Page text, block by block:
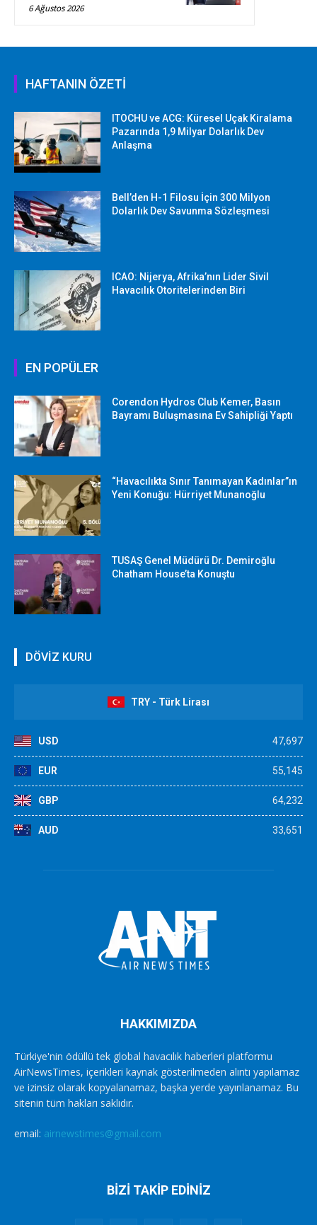
6 Ağustos 2026
HAFTANIN ÖZETİ
ITOCHU ve ACG: Küresel Uçak Kiralama
Pazarında 1,9 Milyar Dolarlık Dev
Anlaşma
Bell’den H-1 Filosu İçin 300 Milyon
Dolarlık Dev Savunma Sözleşmesi
ICAO: Nijerya, Afrika’nın Lider Sivil
Havacılık Otoritelerinden Biri
EN POPÜLER
Corendon Hydros Club Kemer, Basın
Bayramı Buluşmasına Ev Sahipliği Yaptı
“Havacılıkta Sınır Tanımayan Kadınlar”ın
Yeni Konuğu: Hürriyet Munanoğlu
TUSAŞ Genel Müdürü Dr. Demiroğlu
Chatham House’ta Konuştu
DÖVİZ KURU
TRY - Türk Lirası
USD 47,697
EUR 55,145
GBP 64,232
AUD 33,651
HAKKIMIZDA
Türkiye'nin ödüllü tek global havacılık haberleri platformu
AirNewsTimes, içerikleri kaynak gösterilmeden alıntı yapılamaz
ve izinsiz olarak kopyalanamaz, başka yerde yayınlanamaz. Bu
sitenin tüm hakları saklıdır.
email: airnewstimes@gmail.com
BİZİ TAKİP EDİNİZ